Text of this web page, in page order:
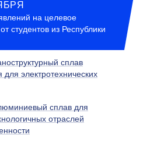
на целевое
студентов из Республики
сплав
электротехнических
сплав для
отраслей